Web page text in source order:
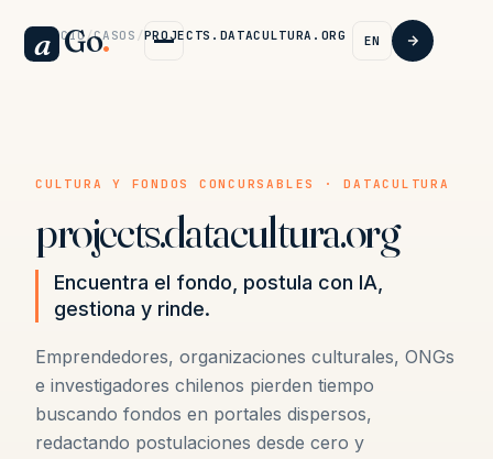
a Go. EN
INICIO /CASOS /PROJECTS.DATACULTURA.ORG
CULTURA Y FONDOS CONCURSABLES · DATACULTURA
projects.datacultura.org
Encuentra el fondo, postula con IA,
gestiona y rinde.
Emprendedores, organizaciones culturales, ONGs
e investigadores chilenos pierden tiempo
buscando fondos en portales dispersos,
redactando postulaciones desde cero y